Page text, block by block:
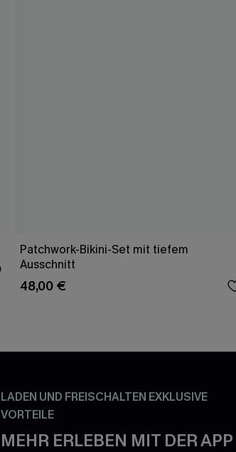
Patchwork-Bikini-Set mit tiefem
Ausschnitt
48,00 €
LADEN UND FREISCHALTEN EXKLUSIVE
VORTEILE
MEHR ERLEBEN MIT DER APP